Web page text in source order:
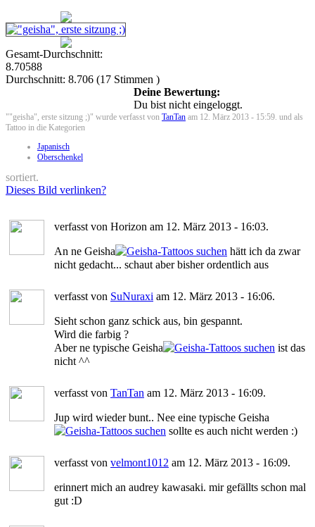
Gesamt-Durchschnitt:
8.70588
Durchschnitt: 8.706 (17 Stimmen )
Deine Bewertung:
Du bist nicht eingeloggt.
""geisha", erste sitzung ;)" wurde verfasst von TanTan am 12. März 2013 - 15:59. und als
Tattoo in die Kategorien
Japanisch
Oberschenkel
sortiert.
Dieses Bild verlinken?
verfasst von Horizon am 12. März 2013 - 16:03.
An ne Geisha
hätt ich da zwar
nicht gedacht... schaut aber bisher ordentlich aus
verfasst von SuNuraxi am 12. März 2013 - 16:06.
Sieht schon ganz schick aus, bin gespannt.
Wird die farbig ?
Aber ne typische Geisha
ist das
nicht ^^
verfasst von TanTan am 12. März 2013 - 16:09.
Jup wird wieder bunt.. Nee eine typische Geisha
sollte es auch nicht werden :)
verfasst von velmont1012 am 12. März 2013 - 16:09.
erinnert mich an audrey kawasaki. mir gefällts schon mal
gut :D